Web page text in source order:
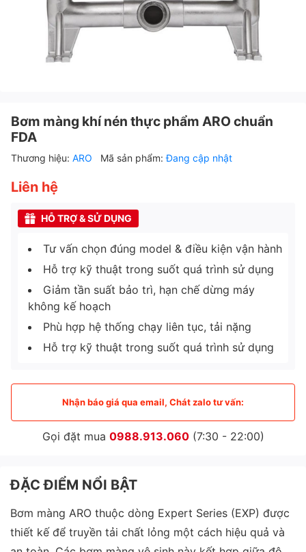
Bơm màng khí nén thực phẩm ARO chuẩn
FDA
Thương hiệu: ARO Mã sản phẩm:Đang cập nhật
Liên hệ
HỖ TRỢ & SỬ DỤNG
Tư vấn chọn đúng model & điều kiện vận hành
Hỗ trợ kỹ thuật trong suốt quá trình sử dụng
Giảm tần suất bảo trì, hạn chế dừng máy
không kế hoạch
Phù hợp hệ thống chạy liên tục, tải nặng
Hỗ trợ kỹ thuật trong suốt quá trình sử dụng
Nhận báo giá qua email, Chát zalo tư vấn:
Gọi đặt mua 0988.913.060(7:30 - 22:00)
ĐẶC ĐIỂM NỔI BẬT
Bơm màng ARO thuộc dòng Expert Series (EXP) được
thiết kế để truyền tải chất lỏng một cách hiệu quả và